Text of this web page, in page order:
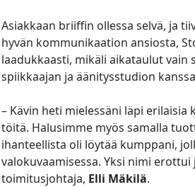
Asiakkaan briiffin ollessa selvä, ja
hyvän kommunikaation ansiosta,
laadukkaasti, mikäli aikataulut vain
spiikkaajan ja äänitysstudion
– Kävin heti mielessäni läpi
töitä. Halusimme myös samalla
ihanteellista oli löytää kumppani,
valokuvaamisessa. Yksi nimi
toimitusjohtaja, Elli Mäkilä.